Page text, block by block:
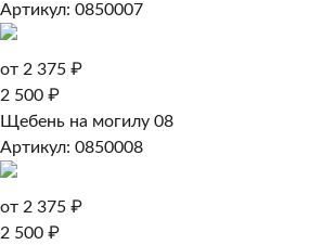
Артикул: 0850007
от 2 375 ₽
2 500 ₽
Щебень на могилу 08
Артикул: 0850008
от 2 375 ₽
2 500 ₽